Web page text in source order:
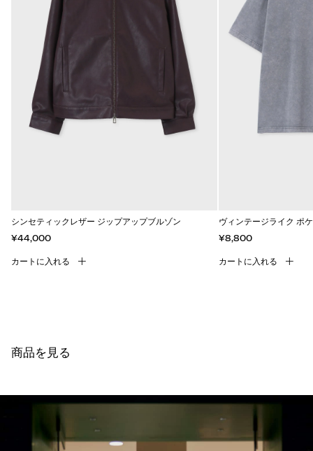
シンセティックレザー ジップアップブルゾン
¥44,000
カートに入れる
ヴィンテージライク ポ
¥8,800
カートに入れる
商品を見る